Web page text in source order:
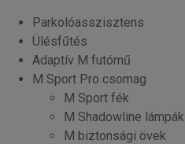
Parkolóasszisztens
Ülésfűtés
Adaptív M futómű
M Sport Pro csomag
M Sport fék
M Shadowline lámpák
M biztonsági övek